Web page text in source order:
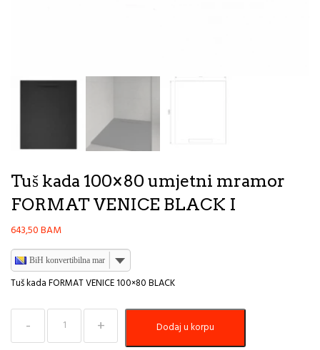
Tuš kada 100×80 umjetni mramor
FORMAT VENICE BLACK I
643,50BAM
BiH konvertibilna marka
Tuš kada FORMAT VENICE 100×80 BLACK
Tuš
kada
100x80
Dodaj u korpu